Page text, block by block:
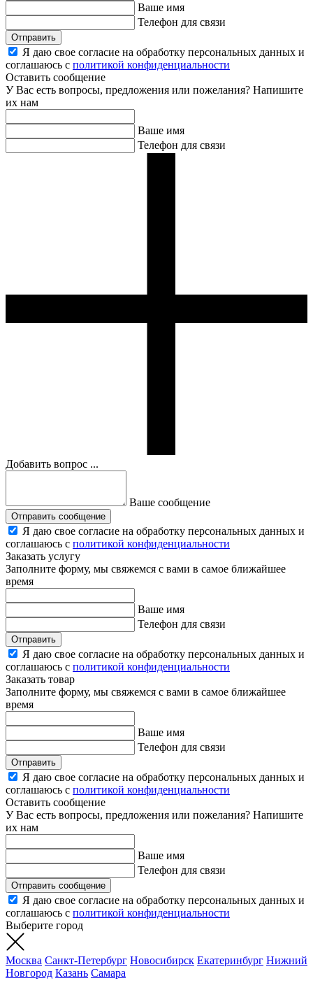
Ваше имя
Телефон для связи
Отправить
Я даю свое согласие на обработку персональных данных и
соглашаюсь с политикой конфиденциальности
Оставить сообщение
У Вас есть вопросы, предложения или пожелания? Напишите
их нам
Ваше имя
Телефон для связи
Добавить вопрос ...
Ваше сообщение
Отправить сообщение
Я даю свое согласие на обработку персональных данных и
соглашаюсь с политикой конфиденциальности
Заказать услугу
Заполните форму, мы свяжемся с вами в самое ближайшее
время
Ваше имя
Телефон для связи
Отправить
Я даю свое согласие на обработку персональных данных и
соглашаюсь с политикой конфиденциальности
Заказать товар
Заполните форму, мы свяжемся с вами в самое ближайшее
время
Ваше имя
Телефон для связи
Отправить
Я даю свое согласие на обработку персональных данных и
соглашаюсь с политикой конфиденциальности
Оставить сообщение
У Вас есть вопросы, предложения или пожелания? Напишите
их нам
Ваше имя
Телефон для связи
Отправить сообщение
Я даю свое согласие на обработку персональных данных и
соглашаюсь с политикой конфиденциальности
Выберите город
Москва Санкт-Петербург Новосибирск Екатеринбург Нижний
Новгород Казань Самара